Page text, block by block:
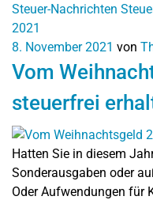
Steuer-Nachrichten
2021
8. November 2021 von
Vom
steuerfrei
Hatten Sie in diesem
Sonderausgaben oder
Oder Aufwendungen für